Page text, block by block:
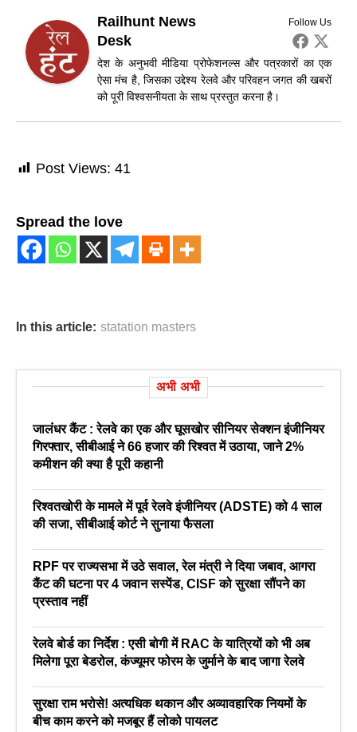
Follow Us
Railhunt News
Desk
देश के अनुभवी मीडिया प्रोफेशनल्स और पत्रकारों का एक
ऐसा मंच है, जिसका उद्देश्य रेलवे और परिवहन जगत की खबरों
को पूरी विश्वसनीयता के साथ प्रस्तुत करना है।
Post Views: 41
Spread the love
In this article: statation masters
अभी अभी
जालंधर कैंट : रेलवे का एक और घूसखोर सीनियर सेक्शन इंजीनियर
गिरफ्तार, सीबीआई ने 66 हजार की रिश्वत में उठाया, जाने 2%
कमीशन की क्या है पूरी कहानी
रिश्वतखोरी के मामले में पूर्व रेलवे इंजीनियर (ADSTE) को 4 साल
की सजा, सीबीआई कोर्ट ने सुनाया फैसला
RPF पर राज्यसभा में उठे सवाल, रेल मंत्री ने दिया जबाव, आगरा
कैंट की घटना पर 4 जवान सस्पेंड, CISF को सुरक्षा सौंपने का
प्रस्ताव नहीं
रेलवे बोर्ड का निर्देश : एसी बोगी में RAC के यात्रियों को भी अब
मिलेगा पूरा बेडरोल, कंज्यूमर फोरम के जुर्माने के बाद जागा रेलवे
सुरक्षा राम भरोसे! अत्यधिक थकान और अव्यावहारिक नियमों के
बीच काम करने को मजबूर हैं लोको पायलट